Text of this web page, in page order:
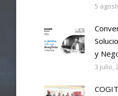
5
y
3 julio,